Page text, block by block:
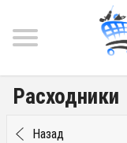
Расходники
Назад